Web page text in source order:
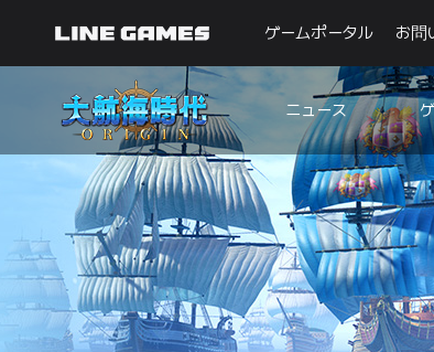
ゲームポータル お問
ニュース
お知らせ
アップデート
不具合
イベント
Originノート